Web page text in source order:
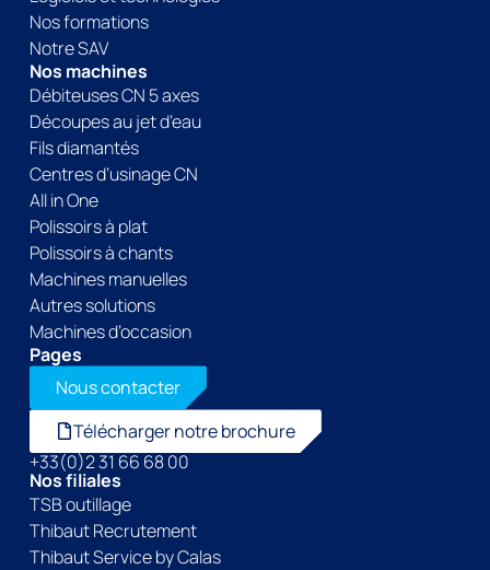
Nos formations
Notre SAV
Nos machines
Débiteuses CN 5 axes
Découpes au jet d’eau
Fils diamantés
Centres d’usinage CN
All in One
Polissoirs à plat
Polissoirs à chants
Machines manuelles
Autres solutions
Machines d’occasion
Pages
Nous contacter
Télécharger notre brochure
+33(0)2 31 66 68 00
Nos filiales
TSB outillage
Thibaut Recrutement
Thibaut Service by Calas